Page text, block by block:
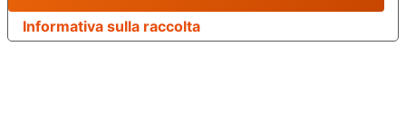
Informativa sulla raccolta